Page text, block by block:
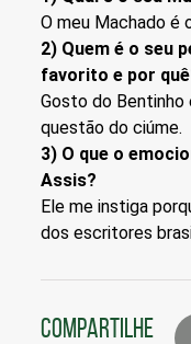
O meu Machado é
2) Quem é o seu
favorito e por
Gosto do Bentinho
questão do ciúme.
3) O que o
Assis?
Ele me instiga
dos escritores
COMPARTILHE